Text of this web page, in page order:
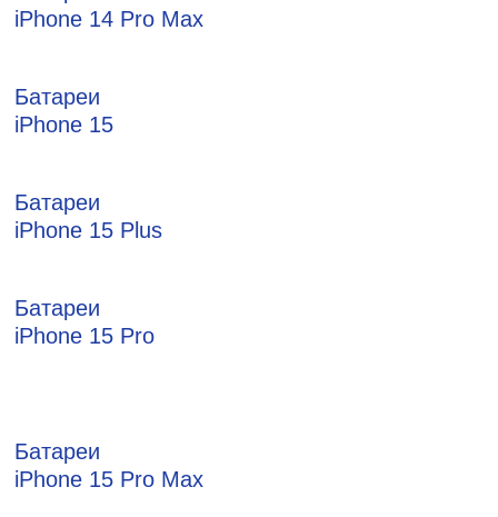
iPhone 14 Pro Max
Батареи
iPhone 15
Батареи
iPhone 15 Plus
Батареи
iPhone 15 Pro
Батареи
iPhone 15 Pro Max